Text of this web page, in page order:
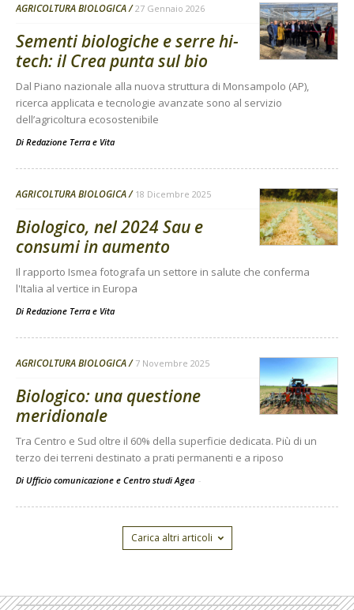
AGRICOLTURA BIOLOGICA 27 Gennaio 2026
Sementi biologiche e serre hi-
tech: il Crea punta sul bio
Dal Piano nazionale alla nuova struttura di Monsampolo (AP),
ricerca applicata e tecnologie avanzate sono al servizio
dell’agricoltura ecosostenibile
Di Redazione Terra e Vita
AGRICOLTURA BIOLOGICA 18 Dicembre 2025
Biologico, nel 2024 Sau e
consumi in aumento
Il rapporto Ismea fotografa un settore in salute che conferma
l'Italia al vertice in Europa
Di Redazione Terra e Vita
AGRICOLTURA BIOLOGICA 7 Novembre 2025
Biologico: una questione
meridionale
Tra Centro e Sud oltre il 60% della superficie dedicata. Più di un
terzo dei terreni destinato a prati permanenti e a riposo
Di Ufficio comunicazione e Centro studi Agea -
Carica altri articoli